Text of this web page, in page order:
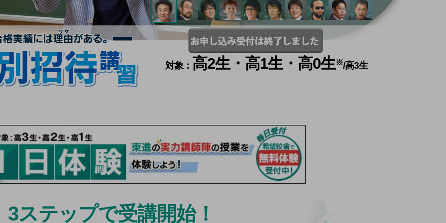
対象： 高2生・高1生・高0生※/高3生
3ステップで受講開始！